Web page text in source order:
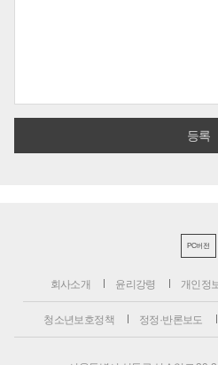
PC버전
회사소개 윤리강령 개인정
청소년보호정책 정정·반론보도